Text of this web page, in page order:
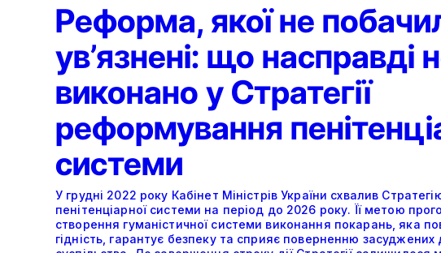
Реформа, якої не
ув’язнені: що насправді
виконано у Стратегії
реформування
системи
У грудні 2022 року Кабінет Міністрів України схвалив
пенітенціарної системи на період до 2026 року. Її метою
створення гуманістичної системи виконання покарань, яка
гідність, гарантує безпеку та сприяє поверненню засуджених